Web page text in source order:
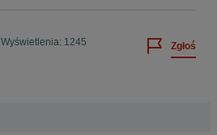
Wyświetlenia: 1245 Zgłoś